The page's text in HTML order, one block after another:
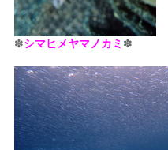
✽シマヒメヤマノカミ ✽